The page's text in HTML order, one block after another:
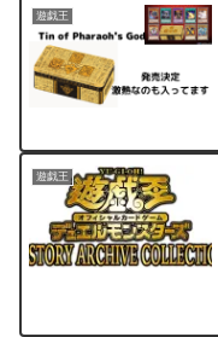
遊戯王
遊戯王